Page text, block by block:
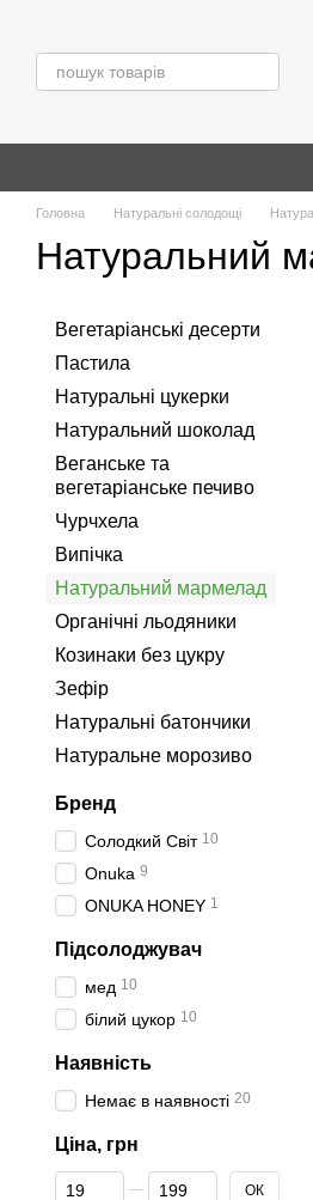
Головна Натуральні солодощі
Натуральний
Вегетаріанські десерти
Пастила
Натуральні цукерки
Натуральний шоколад
Веганське та
вегетаріанське печиво
Чурчхела
Випічка
Натуральний мармелад
Органічні льодяники
Козинаки без цукру
Зефір
Натуральні батончики
Натуральне морозиво
Бренд
Солодкий Світ 10
Onuka 9
ONUKA HONEY 1
Підсолоджувач
мед 10
білий цукор 10
Наявність
Немає в наявності 20
Ціна, грн
Від Ціна, грн
До Ціна, грн ОК